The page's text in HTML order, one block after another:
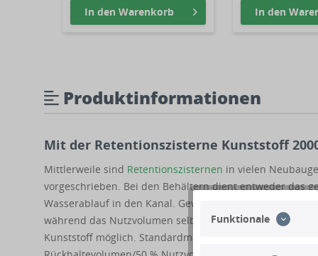
In den Warenkorb In den
Produktinformationen
Mit der Retentionszisterne Kunststoff
Mittlerweile sind Retentionszisternen in vielen
vorgeschrieben. Bei den Behältern dient entweder das
Wasserablauf in den Kanal. Gewöhnlich werden das
während das Nutzvolumen selbst bestimmt werden
Kunststoff möglich. Standardmäßig führen wir die
Funktionale